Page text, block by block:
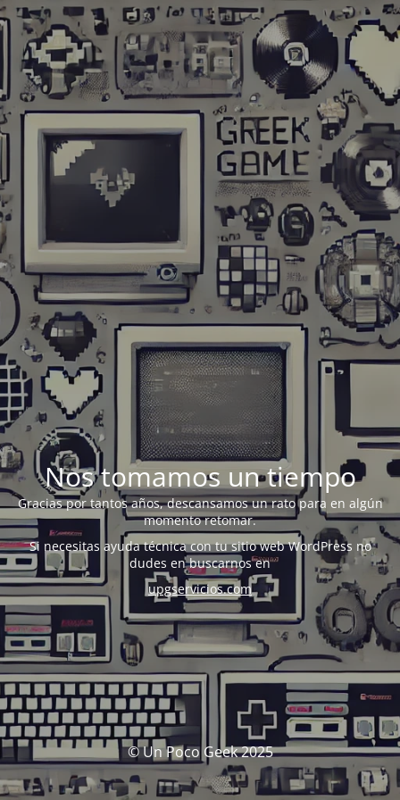
Nos tomamos un tiempo
Gracias por tantos años, descansamos un rato para en algún
momento retomar.
Si necesitas ayuda técnica con tu sitio web WordPress no
dudes en buscarnos en
upgservicios.com
© Un Poco Geek 2025